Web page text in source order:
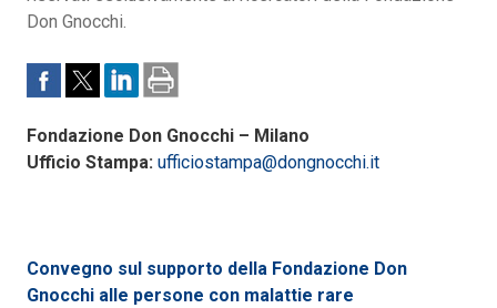
Don Gnocchi.
Fondazione Don Gnocchi – Milano
Ufficio Stampa: ufficiostampa@dongnocchi.it
Convegno sul supporto della Fondazione Don
Gnocchi alle persone con malattie rare